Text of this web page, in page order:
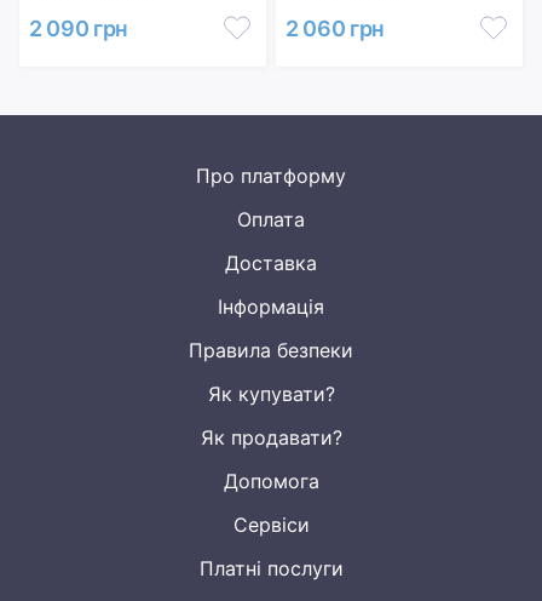
2 090 грн 2 060 грн
Про платформу
Оплата
Доставка
Інформація
Правила безпеки
Як купувати?
Як продавати?
Допомога
Сервіси
Платні послуги